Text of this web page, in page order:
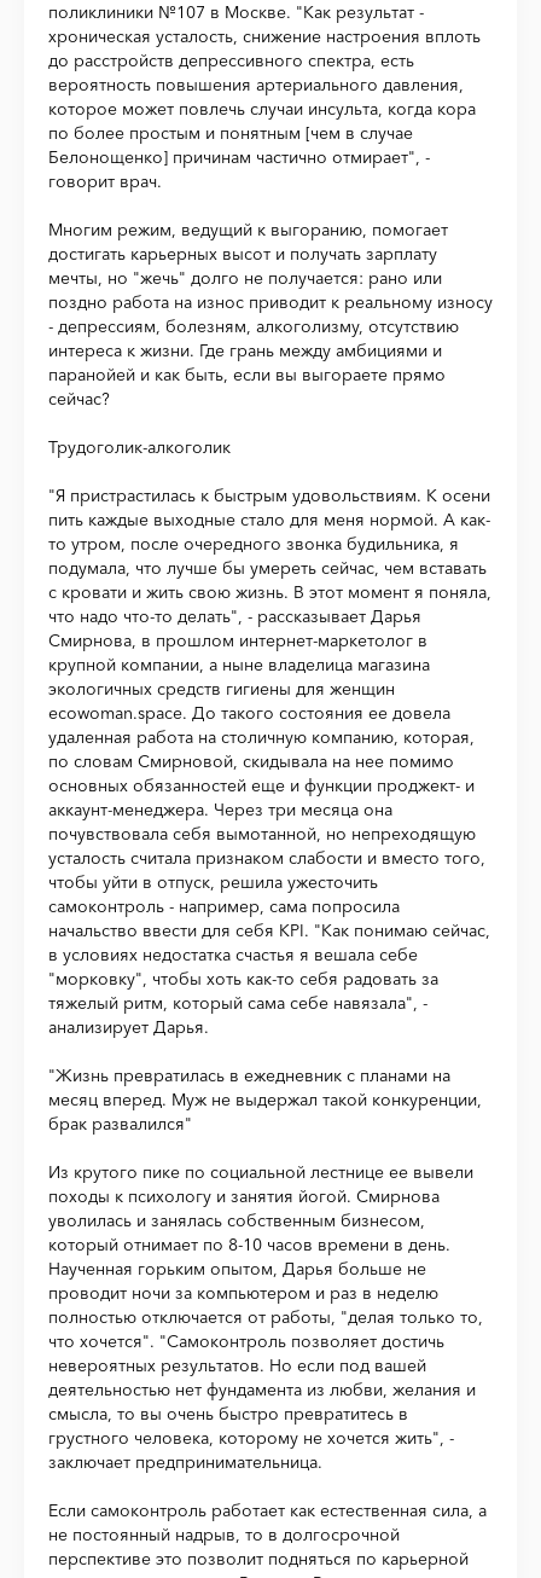
поликлиники №107 в Москве. "Как результат -
хроническая усталость, снижение настроения вплоть
до расстройств депрессивного спектра, есть
вероятность повышения артериального давления,
которое может повлечь случаи инсульта, когда кора
по более простым и понятным [чем в случае
Белонощенко] причинам частично отмирает", -
говорит врач.
Многим режим, ведущий к выгоранию, помогает
достигать карьерных высот и получать зарплату
мечты, но "жечь" долго не получается: рано или
поздно работа на износ приводит к реальному износу
- депрессиям, болезням, алкоголизму, отсутствию
интереса к жизни. Где грань между амбициями и
паранойей и как быть, если вы выгораете прямо
сейчас?
Трудоголик-алкоголик
"Я пристрастилась к быстрым удовольствиям. К осени
пить каждые выходные стало для меня нормой. А как-
то утром, после очередного звонка будильника, я
подумала, что лучше бы умереть сейчас, чем вставать
с кровати и жить свою жизнь. В этот момент я поняла,
что надо что-то делать", - рассказывает Дарья
Смирнова, в прошлом интернет-маркетолог в
крупной компании, а ныне владелица магазина
экологичных средств гигиены для женщин
ecowoman.space. До такого состояния ее довела
удаленная работа на столичную компанию, которая,
по словам Смирновой, скидывала на нее помимо
основных обязанностей еще и функции проджект- и
аккаунт-менеджера. Через три месяца она
почувствовала себя вымотанной, но непреходящую
усталость считала признаком слабости и вместо того,
чтобы уйти в отпуск, решила ужесточить
самоконтроль - например, сама попросила
начальство ввести для себя KPI. "Как понимаю сейчас,
в условиях недостатка счастья я вешала себе
"морковку", чтобы хоть как-то себя радовать за
тяжелый ритм, который сама себе навязала", -
анализирует Дарья.
"Жизнь превратилась в ежедневник с планами на
месяц вперед. Муж не выдержал такой конкуренции,
брак развалился"
Из крутого пике по социальной лестнице ее вывели
походы к психологу и занятия йогой. Смирнова
уволилась и занялась собственным бизнесом,
который отнимает по 8-10 часов времени в день.
Наученная горьким опытом, Дарья больше не
проводит ночи за компьютером и раз в неделю
полностью отключается от работы, "делая только то,
что хочется". "Самоконтроль позволяет достичь
невероятных результатов. Но если под вашей
деятельностью нет фундамента из любви, желания и
смысла, то вы очень быстро превратитесь в
грустного человека, которому не хочется жить", -
заключает предпринимательница.
Если самоконтроль работает как естественная сила, а
не постоянный надрыв, то в долгосрочной
перспективе это позволит подняться по карьерной